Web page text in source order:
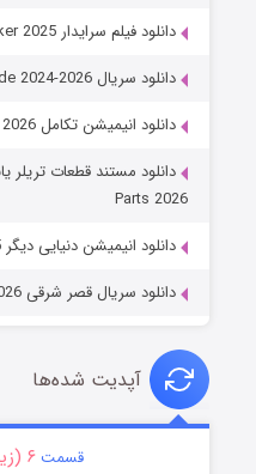
دانلود فیلم سرایدار The Caretaker 2025
دانلود سریال One Hundred Years of Solitude 2024-2026
دانلود انیمیشن تکامل Evolution 2026
Parts 2026
دانلود انیمیشن دنیایی دیگر Another World 2025
دانلود سریال قصر شرقی The East Palace 2026
آپدیت شده‌ها
قسمت ۶ (زیرنویس)